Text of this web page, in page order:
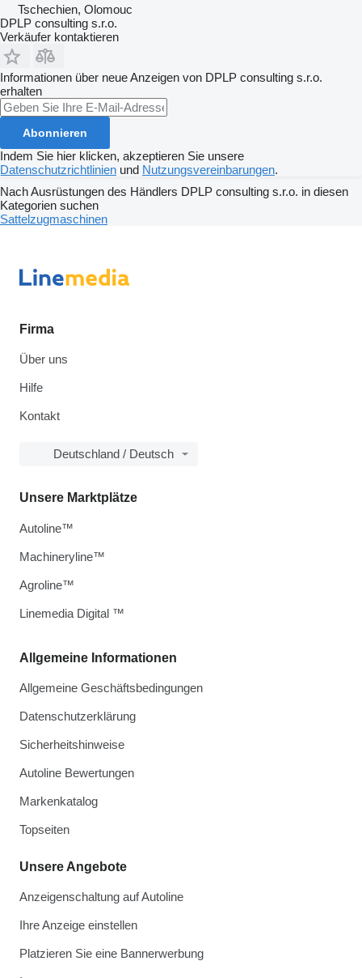
Tschechien, Olomouc
DPLP consulting s.r.o.
Verkäufer kontaktieren
Informationen über neue Anzeigen von DPLP consulting s.r.o.
erhalten
Abonnieren
Indem Sie hier klicken, akzeptieren Sie unsere
Datenschutzrichtlinien und Nutzungsvereinbarungen.
Nach Ausrüstungen des Händlers DPLP consulting s.r.o. in diesen
Kategorien suchen
Sattelzugmaschinen
Firma
Über uns
Hilfe
Kontakt
Deutschland / Deutsch
Allgemeine Informationen
Allgemeine Geschäftsbedingungen
Datenschutzerklärung
Sicherheitshinweise
Autoline Bewertungen
Markenkatalog
Topseiten
Unsere Angebote
Anzeigenschaltung auf Autoline
Ihre Anzeige einstellen
Platzieren Sie eine Bannerwerbung
Unsere Marktplätze
Autoline™
Machineryline™
Agroline™
Linemedia Digital ™